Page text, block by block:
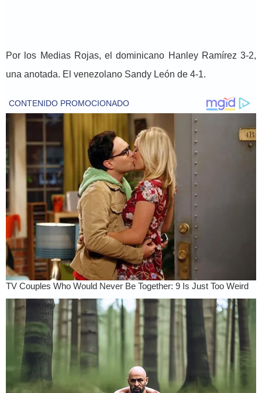
Por los Medias Rojas, el dominicano Hanley Ramírez 3-2,
una anotada. El venezolano Sandy León de 4-1.